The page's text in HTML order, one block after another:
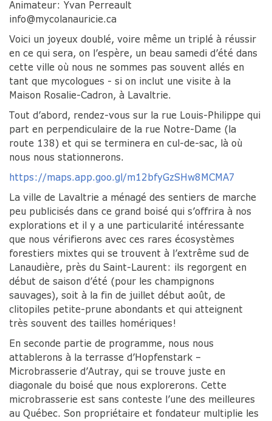
Animateur: Yvan Perreault
info@mycolanauricie.ca
Voici un joyeux doublé, voire même un triplé à réussir
en ce qui sera, on l’espère, un beau samedi d’été dans
cette ville où nous ne sommes pas souvent allés en
tant que mycologues - si on inclut une visite à la
Maison Rosalie-Cadron, à Lavaltrie.
Tout d’abord, rendez-vous sur la rue Louis-Philippe qui
part en perpendiculaire de la rue Notre-Dame (la
route 138) et qui se terminera en cul-de-sac, là où
nous nous stationnerons.
https://maps.app.goo.gl/m12bfyGzSHw8MCMA7
La ville de Lavaltrie a ménagé des sentiers de marche
peu publicisés dans ce grand boisé qui s’offrira à nos
explorations et il y a une particularité intéressante
que nous vérifierons avec ces rares écosystèmes
forestiers mixtes qui se trouvent à l’extrême sud de
Lanaudière, près du Saint-Laurent: ils regorgent en
début de saison d’été (pour les champignons
sauvages), soit à la fin de juillet début août, de
clitopiles petite-prune abondants et qui atteignent
très souvent des tailles homériques!
En seconde partie de programme, nous nous
attablerons à la terrasse d’Hopfenstark –
Microbrasserie d’Autray, qui se trouve juste en
diagonale du boisé que nous explorerons. Cette
microbrasserie est sans conteste l’une des meilleures
au Québec. Son propriétaire et fondateur multiplie les